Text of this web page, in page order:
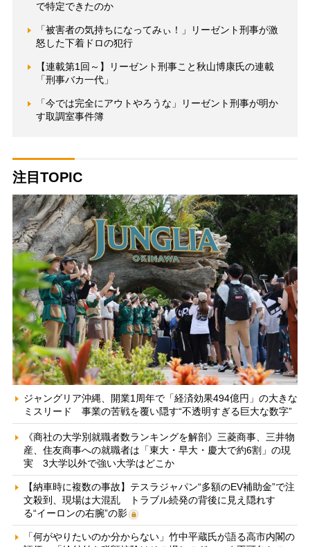
で特定できたのか
「被害者の気持ちになってみぃ！」リーゼント刑事が激
怒した下着ドロの犯行
【連載第1回～】リーゼント刑事こと秋山博康氏の連載
「刑事バカ一代」
「今では完全にアウトやろうな」リーゼント刑事が明か
す取調室事件簿
注目TOPIC
ジャングリア沖縄、開業1周年で「経済効果494億円」の大きな
ミスリード 事業の苦戦を覆い隠す“不透明すぎる巨大な数字”
《商社の大学別就職者数ランキングを解剖》三菱商事、三井物
産、住友商事への就職者は「東大・早大・慶大で約6割」の現
実 3大学以外で強い大学はどこか
【納車時に複数の事故】テスラジャパン“多額のEV補助金”で注
文殺到、現場は大混乱 トラブル続発の背後に見え隠れす
る“イーロンの右腕”の影
「何がやりたいのか分からない」竹中平蔵氏が語る高市内閣の